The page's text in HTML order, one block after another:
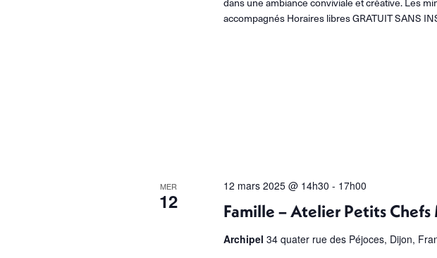
accompagnés Horaires libres GRATUIT SANS
MER
12 Famille – Atelier Petits Chefs
12 mars 2025 @ 14h30 - 17h00
Archipel34 quater rue des Péjoces, Dijon,